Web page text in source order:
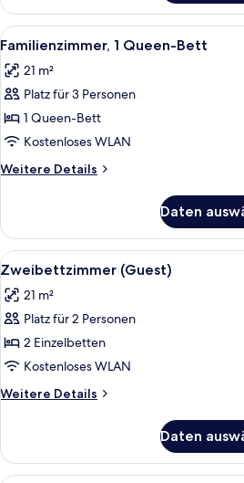
1
Queen-
Bett,
Alle
Fotos
für
Familienzimmer,
1
Queen-
Bett
anzeigen
1
Familienzimmer, 1 Queen-Bett
21 m²
Platz für 3 Personen
1 Queen-Bett
Kostenloses WLAN
Weitere Details
Weitere
1
Queen-
Bett
Daten
Alle
Fotos
für
Zweibettzimmer
(Guest)
anzeigen
Ein
8
Zweibettzimmer (Guest)
21 m²
Platz für 2 Personen
2 Einzelbetten
Kostenloses WLAN
Weitere Details
Weitere
(Guest)
Daten